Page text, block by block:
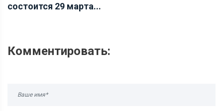
состоится 29 марта...
Комментировать: